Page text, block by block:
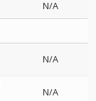
N/A
N/A
N/A